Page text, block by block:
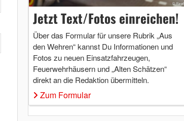
Jetzt Text/Fotos einreichen!
Über das Formular für unsere Rubrik „Aus
den Wehren“ kannst Du Informationen und
Fotos zu neuen Einsatzfahrzeugen,
Feuerwehrhäusern und „Alten Schätzen“
direkt an die Redaktion übermitteln.
Zum Formular